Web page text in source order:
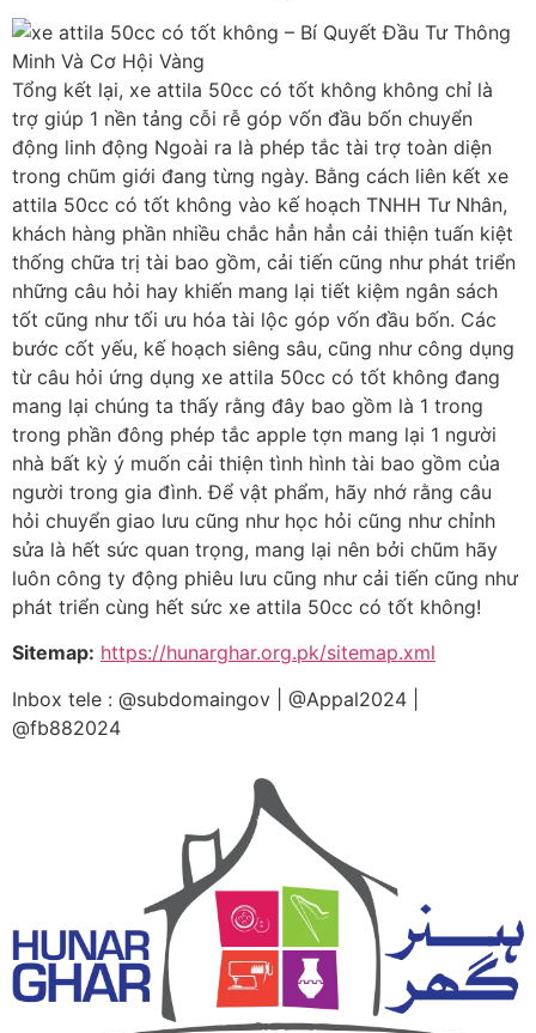
Tổng kết lại, xe attila 50cc có tốt không không chỉ là
trợ giúp 1 nền tảng cỗi rễ góp vốn đầu bốn chuyển
động linh động Ngoài ra là phép tắc tài trợ toàn diện
trong chũm giới đang từng ngày. Bằng cách liên kết xe
attila 50cc có tốt không vào kế hoạch TNHH Tư Nhân,
khách hàng phần nhiều chắc hẳn hẳn cải thiện tuấn kiệt
thống chữa trị tài bao gồm, cải tiến cũng như phát triển
những câu hỏi hay khiến mang lại tiết kiệm ngân sách
tốt cũng như tối ưu hóa tài lộc góp vốn đầu bốn. Các
bước cốt yếu, kế hoạch siêng sâu, cũng như công dụng
từ câu hỏi ứng dụng xe attila 50cc có tốt không đang
mang lại chúng ta thấy rằng đây bao gồm là 1 trong
trong phần đông phép tắc apple tợn mang lại 1 người
nhà bất kỳ ý muốn cải thiện tình hình tài bao gồm của
người trong gia đình. Để vật phẩm, hãy nhớ rằng câu
hỏi chuyển giao lưu cũng như học hỏi cũng như chỉnh
sửa là hết sức quan trọng, mang lại nên bởi chũm hãy
luôn công ty động phiêu lưu cũng như cải tiến cũng như
phát triển cùng hết sức xe attila 50cc có tốt không!
Sitemap: https://hunarghar.org.pk/sitemap.xml
Inbox tele : @subdomaingov | @Appal2024 |
@fb882024